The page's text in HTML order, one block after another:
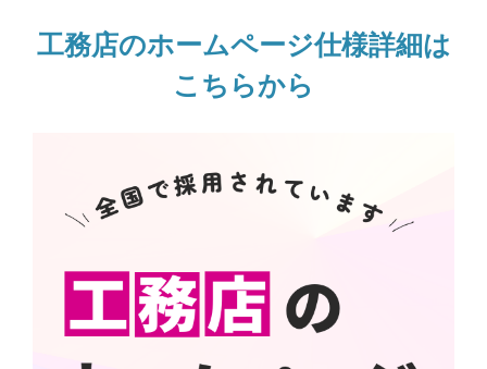
工務店のホームページ仕様詳細は
こちらから